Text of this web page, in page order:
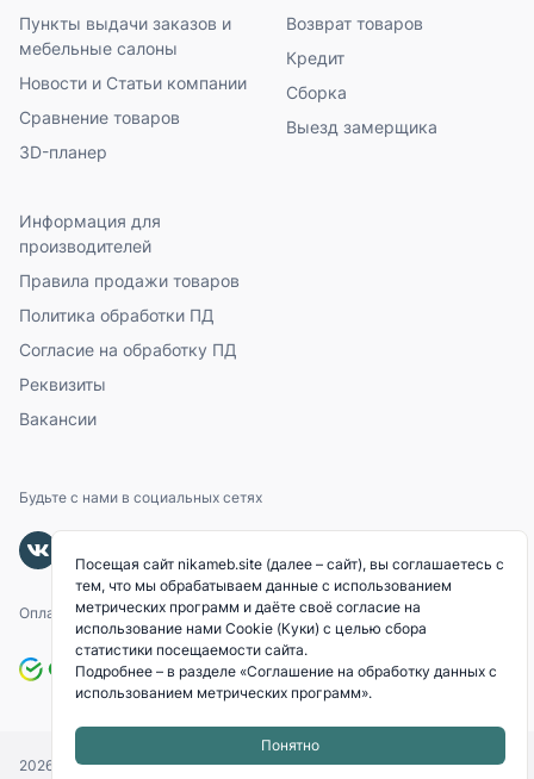
Пункты выдачи заказов и
мебельные салоны
Новости и Статьи компании
Сравнение товаров
3D-планер
Возврат товаров
Кредит
Сборка
Выезд замерщика
Информация для
производителей
Правила продажи товаров
Политика обработки ПД
Согласие на обработку ПД
Реквизиты
Вакансии
Будьте с нами в социальных сетях
Оплачивайте с помощью
2026 © «NIKAMEB». Все права защищены.
Посещая сайт nikameb.site (далее – сайт), вы соглашаетесь с
тем, что мы обрабатываем данные с использованием
метрических программ и даёте своё согласие на
использование нами Cookie (Куки) с целью сбора
статистики посещаемости сайта.
Подробнее – в разделе «Соглашение на обработку данных с
использованием метрических программ».
Понятно